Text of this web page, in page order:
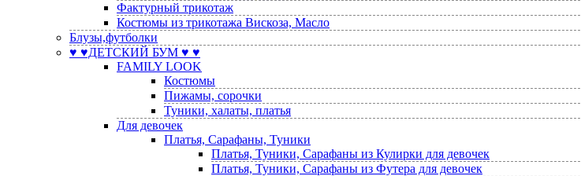
Фактурный трикотаж
Костюмы из трикотажа Вискоза, Масло
Блузы,футболки
♥ ♥ДЕТСКИЙ БУМ ♥ ♥
FAMILY LOOK
Костюмы
Пижамы, сорочки
Туники, халаты, платья
Для девочек
Платья, Сарафаны, Туники
Платья, Туники, Сарафаны из Кулирки для девочек
Платья, Туники, Сарафаны из Футера для девочек